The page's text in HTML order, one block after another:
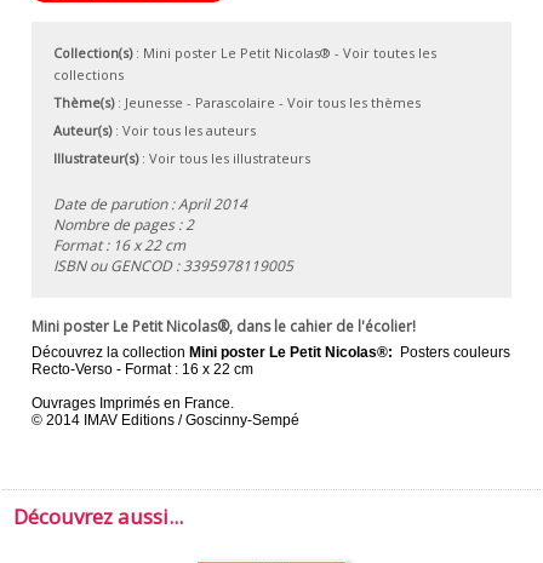
Collection(s): Mini poster Le Petit Nicolas® - Voir toutes les
collections
Thème(s): Jeunesse - Parascolaire - Voir tous les thèmes
Auteur(s): Voir tous les auteurs
Illustrateur(s): Voir tous les illustrateurs
Date de parution : April 2014
Nombre de pages : 2
Format : 16 x 22 cm
ISBN ou GENCOD :3395978119005
Mini poster Le Petit Nicolas®, dans le cahier de l'écolier!
Découvrez la collectionMini poster Le Petit Nicolas®: Posters couleurs
Recto-Verso - Format : 16 x 22 cm
Ouvrages Imprimés en France.
© 2014 IMAV Editions / Goscinny-Sempé
Découvrez aussi...